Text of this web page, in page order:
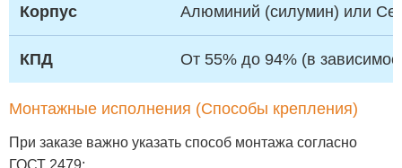
Корпус Алюминий (силумин) или
КПД От 55% до 94% (в
Монтажные исполнения (Способы крепления)
При заказе важно указать способ монтажа согласно